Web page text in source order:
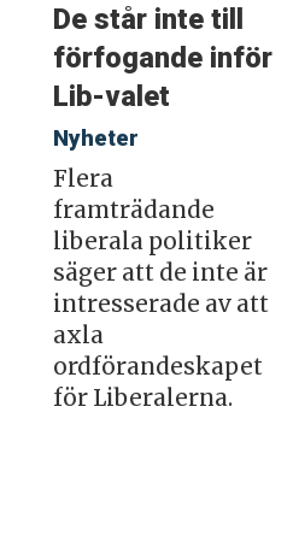
De står inte till
förfogande inför
Lib-valet
Nyheter
Flera
framträdande
liberala politiker
säger att de inte är
intresserade av att
axla
ordförandeskapet
för Liberalerna.